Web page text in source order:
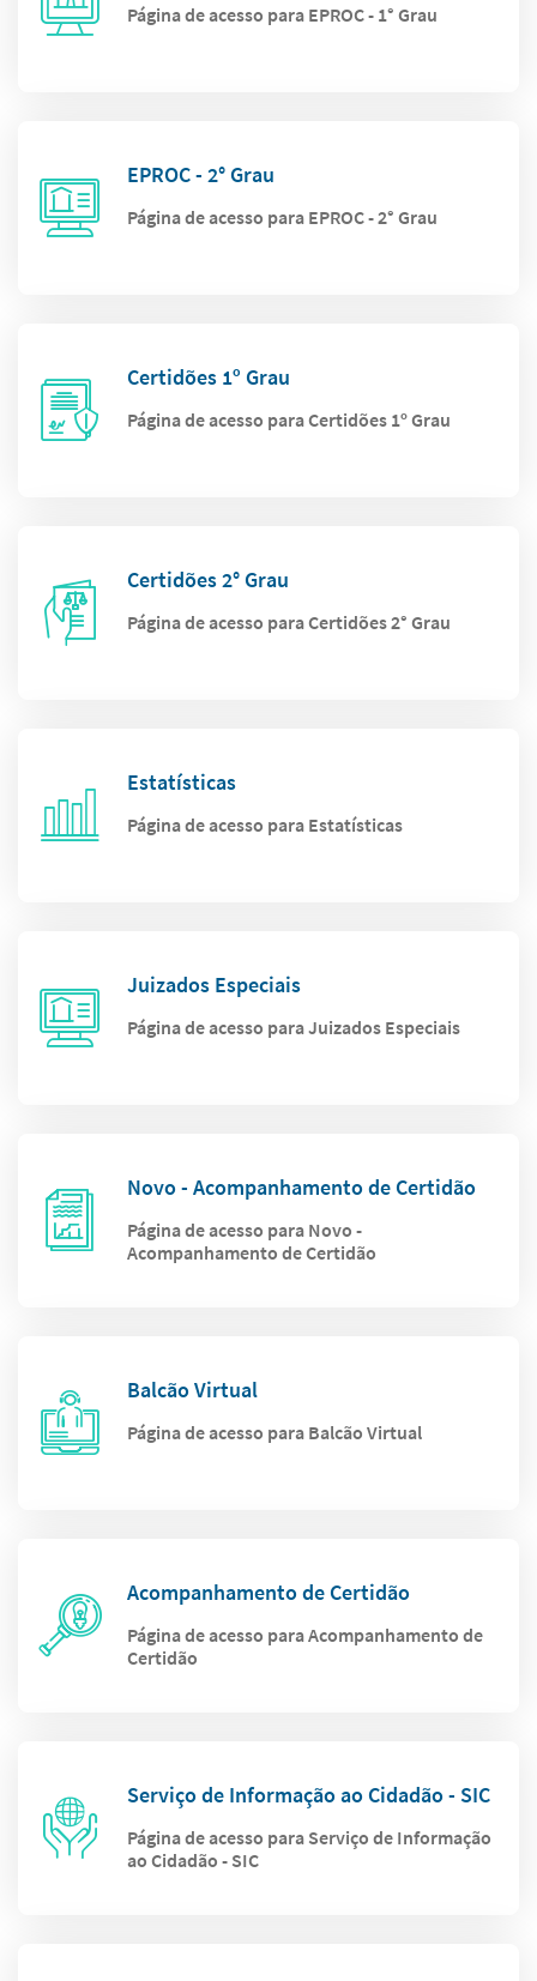
Página de acesso para EPROC - 1° Grau
EPROC - 2° Grau
Página de acesso para EPROC - 2° Grau
Certidões 1º Grau
Página de acesso para Certidões 1º Grau
Certidões 2° Grau
Página de acesso para Certidões 2° Grau
Estatísticas
Página de acesso para Estatísticas
Juizados Especiais
Página de acesso para Juizados Especiais
Novo - Acompanhamento de Certidão
Página de acesso para Novo -
Acompanhamento de Certidão
Balcão Virtual
Página de acesso para Balcão Virtual
Acompanhamento de Certidão
Página de acesso para Acompanhamento de
Certidão
Serviço de Informação ao Cidadão - SIC
Página de acesso para Serviço de Informação
ao Cidadão - SIC